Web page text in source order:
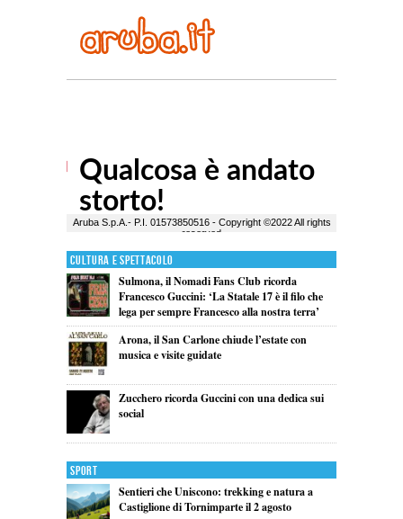
Cultura e Spettacolo
Sulmona, il Nomadi Fans Club ricorda
Francesco Guccini: ‘La Statale 17 è il filo che
lega per sempre Francesco alla nostra terra’
Arona, il San Carlone chiude l’estate con
musica e visite guidate
Zucchero ricorda Guccini con una dedica sui
social
Sport
Sentieri che Uniscono: trekking e natura a
Castiglione di Tornimparte il 2 agosto